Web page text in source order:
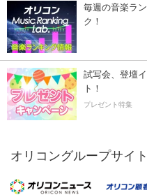
毎週の音楽ラ
ク！
試写会、登壇
ト！
プレゼント特集
オリコングループサイト